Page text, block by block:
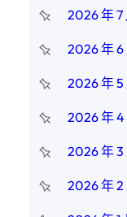
2026 年 7
2026 年 6
2026 年 5
2026 年 4
2026 年 3
2026 年 2